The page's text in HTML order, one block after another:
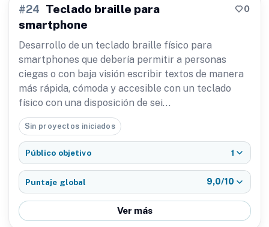
#24 Teclado braille para
smartphone
0
Desarrollo de un teclado braille físico para
smartphones que debería permitir a personas
ciegas o con baja visión escribir textos de manera
más rápida, cómoda y accesible con un teclado
físico con una disposición de sei…
Sin proyectos iniciados
Público objetivo 1
Puntaje global 9,0/10
Ver más